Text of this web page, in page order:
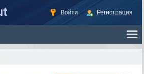
Войти Регистрация